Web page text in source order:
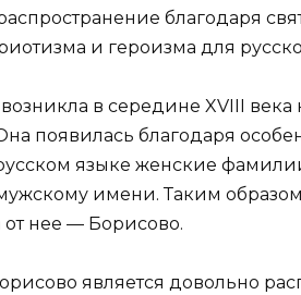
благодаря
и героизма для
в середине XVIII века
появилась благодаря
языке женские
имени. Таким
нее — Борисово.
является довольно